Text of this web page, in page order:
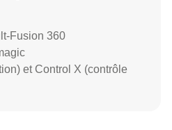
Fusion 360
et Control X (contrôle